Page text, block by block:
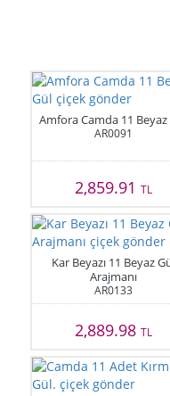
Amfora Camda 11 Beyaz
AR0091
2,859.91TL
Kar Beyazı 11 Beyaz
Arajmanı
AR0133
2,889.98TL